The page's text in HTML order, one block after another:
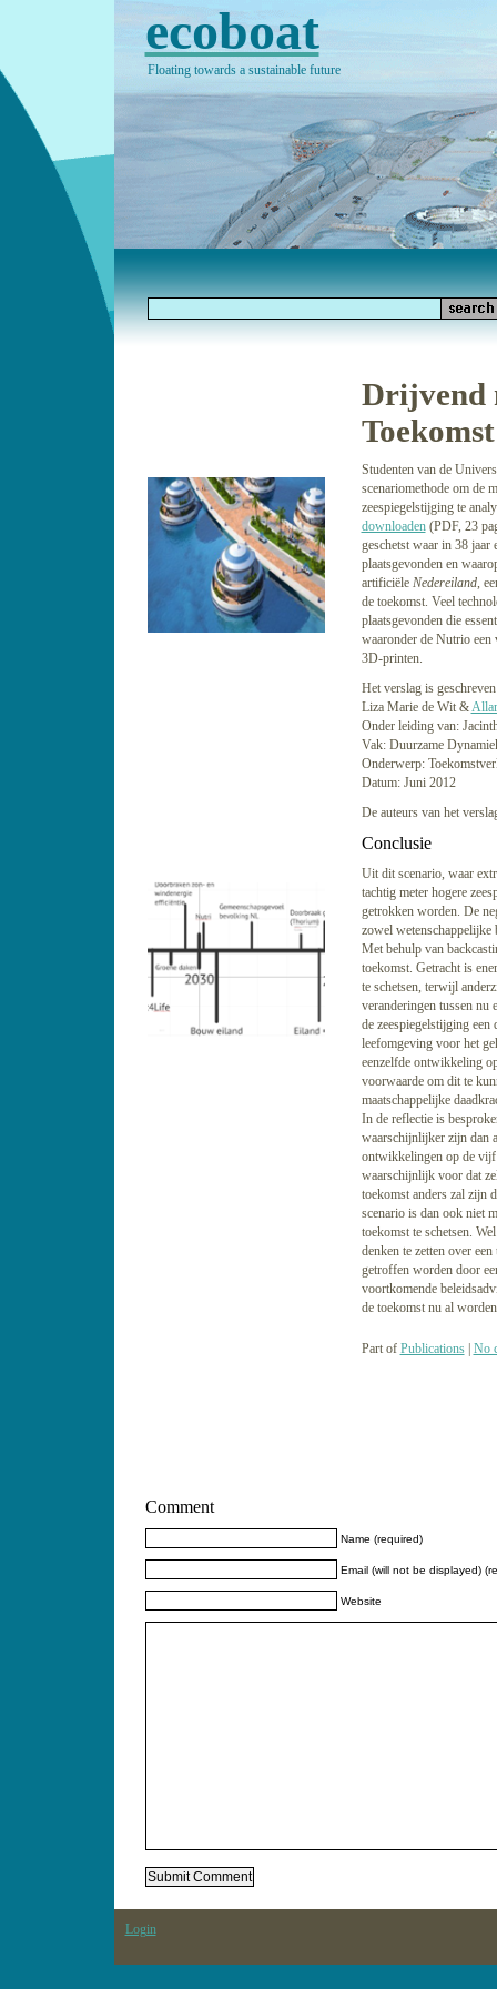
ecoboat
Floating towards a sustainable future
Drijvend
Toekomst
Studenten van de
scenariomethode om de
zeespiegelstijging te
downloaden(PDF, 23
geschetst waar in 38 jaar
plaatsgevonden en
artificiële Nedereiland,
de toekomst. Veel
plaatsgevonden die
waaronder de Nutrio een
3D-printen.
Het verslag is
Liza Marie de Wit &
Onder leiding van:
Vak: Duurzame
Onderwerp:
Datum: Juni 2012
De auteurs van het
Conclusie
Uit dit scenario, waar
tachtig meter hogere
getrokken worden. De
zowel wetenschappelijke
Met behulp van
toekomst. Getracht is
te schetsen, terwijl
veranderingen tussen nu
de zeespiegelstijging
leefomgeving voor het
eenzelfde ontwikkeling
voorwaarde om dit te
maatschappelijke
In de reflectie is
waarschijnlijker zijn dan
ontwikkelingen op de vijf
waarschijnlijk voor dat
toekomst anders zal zijn
scenario is dan ook niet
toekomst te schetsen.
denken te zetten over
getroffen worden door
voortkomende
de toekomst nu al
Part of Publications| No
Comment
Name (required)
Email (will not be displayed)
Website
Login